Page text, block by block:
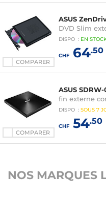
COMPARER
ASUS
DVD Slim
DISPO : EN
CHF64.50
COMPARER
ASUS
fin externe
DISPO : SOUS 7
CHF54.50
NOS MARQUES